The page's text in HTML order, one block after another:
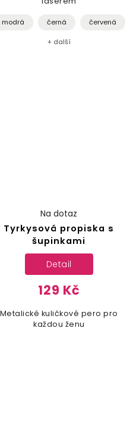
modrá černá červená
+ další
Tyrkysová propiska s
šupinkami
Na dotaz
129 Kč
Detail
Metalické kuličkové pero pro
každou ženu